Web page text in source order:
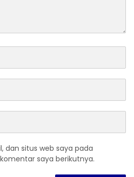
dan situs web saya pada
saya berikutnya.